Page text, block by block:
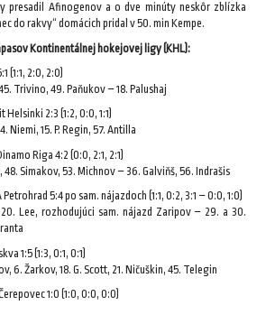
presadil Afinogenov a o dve minúty neskôr zblízka
do rakvy“ domácich pridal v 50. min Kempe.
Kontinentálnej hokejovej ligy (KHL):
(1:1, 2:0, 2:0)
Trivino, 49. Paňukov – 18. Palushaj
2:3 (1:2, 0:0, 1:1)
Niemi, 15. P. Regin, 57. Antilla
Riga 4:2 (0:0, 2:1, 2:1)
Simakov, 53. Michnov – 36. Galviňš, 56. Indrašis
5:4 po sam. nájazdoch (1:1, 0:2, 3:1 – 0:0, 1:0)
Lee, rozhodujúci sam. nájazd Zaripov – 29. a 30.
1:5 (1:3, 0:1, 0:1)
6. Žarkov, 18. G. Scott, 21. Ničuškin, 45. Telegin
1:0 (1:0, 0:0, 0:0)